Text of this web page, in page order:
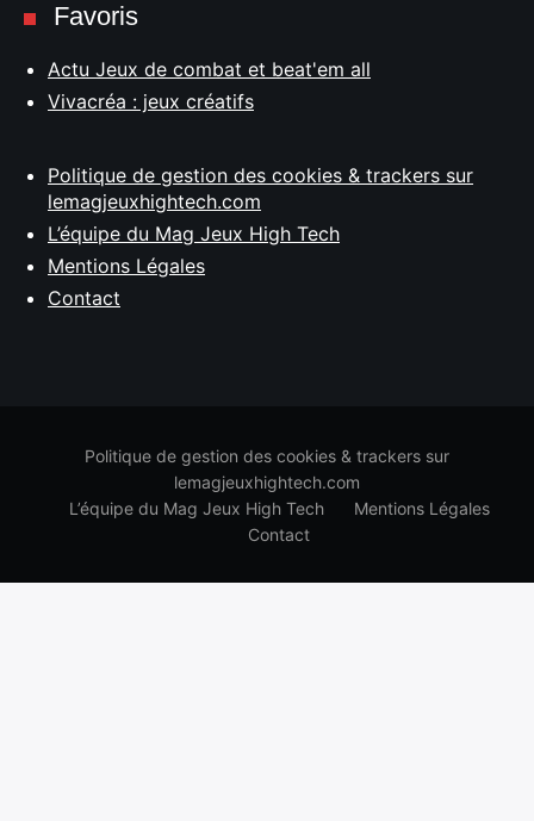
Favoris
Actu Jeux de combat et beat'em all
Vivacréa : jeux créatifs
Politique de gestion des cookies & trackers sur
lemagjeuxhightech.com
L’équipe du Mag Jeux High Tech
Mentions Légales
Contact
Politique de gestion des cookies & trackers sur
lemagjeuxhightech.com
L’équipe du Mag Jeux High Tech
Mentions Légales
Contact